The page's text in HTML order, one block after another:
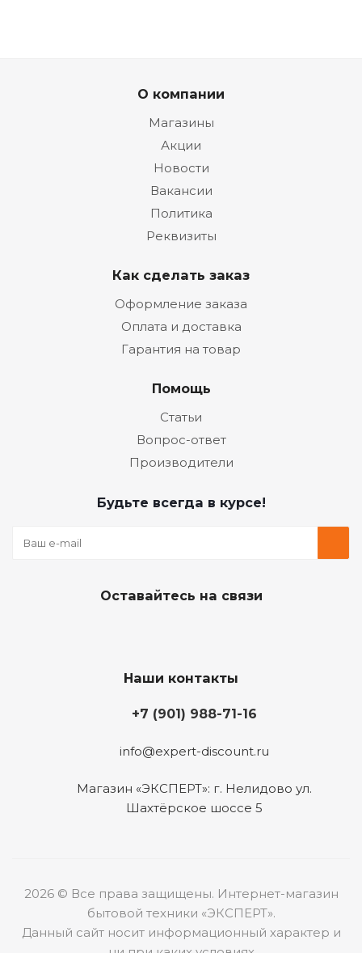
О компании
Магазины
Акции
Новости
Вакансии
Политика
Реквизиты
Как сделать заказ
Оформление заказа
Оплата и доставка
Гарантия на товар
Помощь
Статьи
Вопрос-ответ
Производители
Будьте всегда в курсе!
Оставайтесь на связи
Наши контакты
+7 (901) 988-71-16
info@expert-discount.ru
Магазин «ЭКСПЕРТ»: г. Нелидово ул.
Шахтёрское шоссе 5
2026 © Все права защищены. Интернет-магазин
бытовой техники «ЭКСПЕРТ».
Данный сайт носит информационный характер и